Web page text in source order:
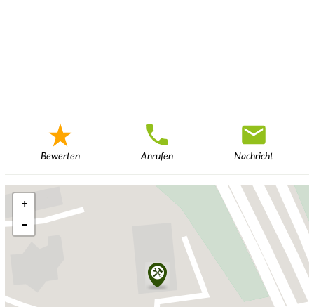
Bewerten Anrufen Nachricht
+
−